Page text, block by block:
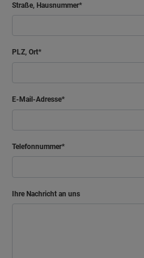
Straße, Hausnummer
PLZ, Ort
E-Mail-Adresse
Telefonnummer
Ihre Nachricht an uns